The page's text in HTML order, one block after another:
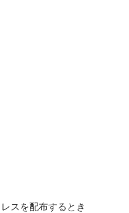
スを配布するとき